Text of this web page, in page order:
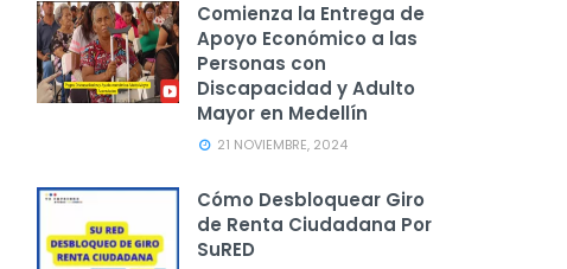
Comienza la Entrega de
Apoyo Económico a las
Personas con
Discapacidad y Adulto
Mayor en Medellín
21 NOVIEMBRE, 2024
Cómo Desbloquear Giro
de Renta Ciudadana Por
SuRED